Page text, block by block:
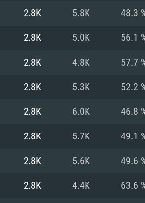
2.8K 5.8K 48.3
2.8K 5.0K 56.1
2.8K 4.8K 57.7
2.8K 5.3K 52.2
2.8K 6.0K 46.8
2.8K 5.7K 49.1
2.8K 5.6K 49.6
2.8K 4.4K 63.6